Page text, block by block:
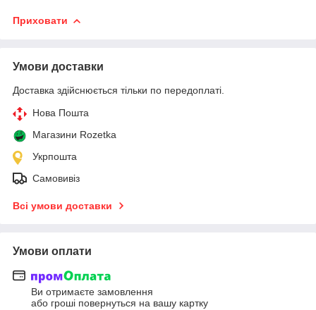
Приховати
Умови доставки
Доставка здійснюється тільки по передоплаті.
Нова Пошта
Магазини Rozetka
Укрпошта
Самовивіз
Всі умови доставки
Умови оплати
Ви отримаєте замовлення
або гроші повернуться на вашу картку